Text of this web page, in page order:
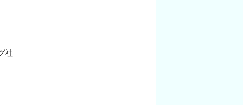
社